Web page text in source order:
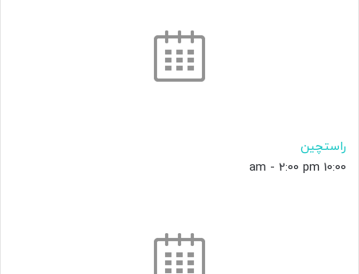
راستچین
10:00 am
- 2:00 pm